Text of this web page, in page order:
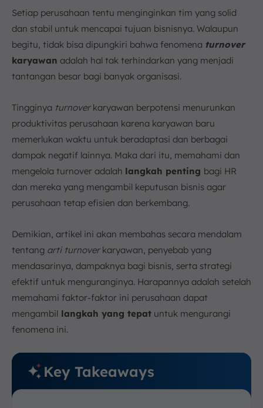
a. Biaya Rekrutmen dan Pelatihan yang Tinggi
b. Penurunan Produktivitas Bisnis
c. Penurunan Kualitas Pekerjaan
d. Moral Karyawan yang Tersisa Menurun
6. Cara Menghitung Turnover Karyawan
a. Menciptakan Lingkungan Kerja yang Positif
b. Meningkatkan Employee Engagement
c. Menawarkan Kompensasi dan Benefit yang
Kompetitif
d. Pastikan Keseimbangan Kehidupan Kerja yang
Baik
e. Berinvestasilah pada Karyawan Anda
Karyawan
g. Menyediakan Peluang Pengembangan Karir
h. Menyusun Succession Plan
8. Kesimpulan
FAQ:
Setiap perusahaan tentu menginginkan tim yang solid
dan stabil untuk mencapai tujuan bisnisnya. Walaupun
begitu, tidak bisa dipungkiri bahwa fenomena turnover
karyawan adalah hal tak terhindarkan yang menjadi
tantangan besar bagi banyak organisasi.
Tingginya turnoverkaryawan berpotensi menurunkan
produktivitas perusahaan karena karyawan baru
memerlukan waktu untuk beradaptasi dan berbagai
dampak negatif lainnya. Maka dari itu, memahami dan
mengelola turnover adalah langkah penting bagi HR
dan mereka yang mengambil keputusan bisnis agar
perusahaan tetap efisien dan berkembang.
Demikian, artikel ini akan membahas secara mendalam
tentang arti turnover karyawan, penyebab yang
mendasarinya, dampaknya bagi bisnis, serta strategi
efektif untuk menguranginya. Harapannya adalah setelah
memahami faktor-faktor ini perusahaan dapat
mengambil langkah yang tepat untuk mengurangi
fenomena ini.
Key Takeaways